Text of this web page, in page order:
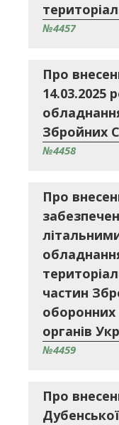
№4457
Про
14.03.2025
Збройних
№4458
Про
частин
органів
№4459
Про